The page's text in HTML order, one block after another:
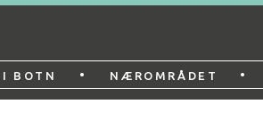
I BOTN • NÆROMRÅDET •